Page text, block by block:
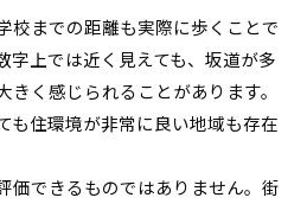
校までの距離も実際に歩くことで
字上では近く見えても、坂道が多
く感じられることがあります。
も住環境が非常に良い地域も存在
価できるものではありません。街